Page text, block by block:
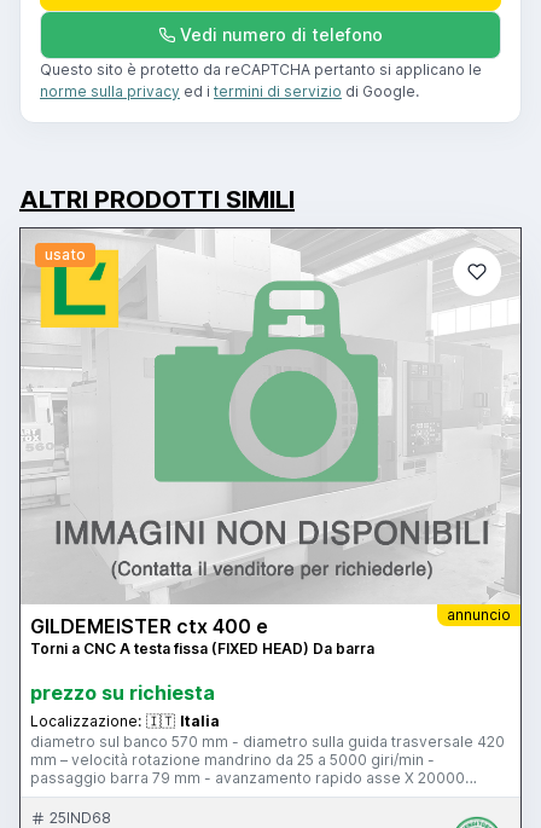
Vedi numero di telefono
Questo sito è protetto da reCAPTCHA pertanto si applicano le
norme sulla privacy ed i termini di servizio di Google.
ALTRI PRODOTTI SIMILI
usato
annuncio
GILDEMEISTER ctx 400 e
Torni a CNC A testa fissa (FIXED HEAD) Da barra
prezzo su richiesta
Localizzazione: 🇮🇹 Italia
diametro sul banco 570 mm - diametro sulla guida trasversale 420
mm – velocità rotazione mandrino da 25 a 5000 giri/min -
passaggio barra 79 mm - avanzamento rapido asse X 20000
mm/min - avanzamento rapido asse Z 24000 mm/min - torretta 12
posizioni - evacuatore trucioli - CNC Heidenhain CNC Pilot 3190
25IND68